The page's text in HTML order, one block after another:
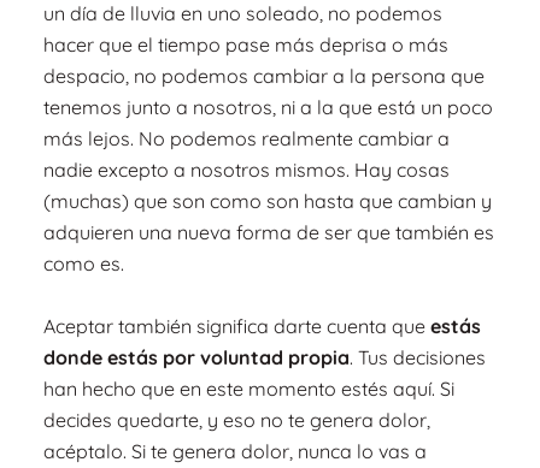
un día de lluvia en uno soleado, no podemos
hacer que el tiempo pase más deprisa o más
despacio, no podemos cambiar a la persona que
tenemos junto a nosotros, ni a la que está un poco
más lejos. No podemos realmente cambiar a
nadie excepto a nosotros mismos. Hay cosas
(muchas) que son como son hasta que cambian y
adquieren una nueva forma de ser que también es
como es.
Aceptar también significa darte cuenta que estás
donde estás por voluntad propia. Tus decisiones
han hecho que en este momento estés aquí. Si
decides quedarte, y eso no te genera dolor,
acéptalo. Si te genera dolor, nunca lo vas a